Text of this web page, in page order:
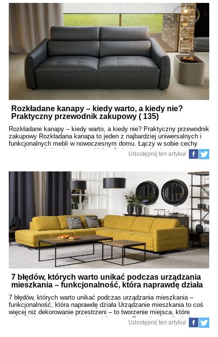
wellness. Poznaj 10 najważniejszych trendów wnętrzarskich na 2025
rok, które zdefiniują przyszłość designu i komfortu życia. 1. Zielony
luksus – wnętrze jako przedłużenie natury W 2025 roku domy
zamieniają się w wewnętrzne ogrody. Biophilic design nie jest już
ciekawostką – staje się standardem. Mowa o pełnych ścianach
porośniętych mchem, inteligentnych systemach nawadniających dla
zieleni w salonie, a także donicach z sensorami wilgotności. P
Rozkładane kanapy – kiedy warto, a kiedy nie?
Praktyczny przewodnik zakupowy ( 135)
Rozkładane kanapy – kiedy warto, a kiedy nie? Praktyczny przewodnik
zakupowy Rozkładana kanapa to jeden z najbardziej uniwersalnych i
funkcjonalnych mebli w nowoczesnym domu. Łączy w sobie cechy
wygodnej sofy i praktycznego łóżka. Jednak przed zakupem warto
zadać sobie kilka kluczowych pytań: kiedy faktycznie warto
wybrać odpowiedni model? W tym artykule znajdziesz odpowiedzi na
wszystkie te pytania – konkretnie, rzeczowo i bez marketingowych
sztuczek. 1. Czym dokładnie jest rozkładana kanapa? Rozkładana
kanapa to sofa, która posiada mechanizm umożliwiający
przekształcenie jej w miejsce do spania. Niektóre modele są
przeznaczone do sporadycznego użytku (np. dla gości), inne z kolei
zaprojektowano z myślą o codziennym spaniu. Kluczowe cechy:
funkcja rozkładania (różne system
Udostępnij ten artykuł
7 błędów, których warto unikać podczas urządzania
mieszkania – funkcjonalność, która naprawdę działa
7 błędów, których warto unikać podczas urządzania mieszkania –
funkcjonalność, która naprawdę działa Urządzanie mieszkania to coś
więcej niż dekorowanie przestrzeni – to tworzenie miejsca, które
odpowiada na potrzeby życia codziennego. Estetyka to tylko jedna
strona medalu. Kluczem do komfortu jest funkcjonalność, przemyślana
Udostępnij ten artykuł